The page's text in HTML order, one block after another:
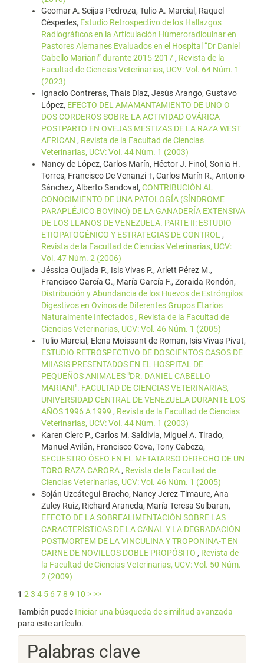
Geomar A. Seijas-Pedroza, Tulio A. Marcial, Raquel
Céspedes, Estudio Retrospectivo de los Hallazgos
Radiográficos en la Articulación Húmeroradioulnar en
Pastores Alemanes Evaluados en el Hospital “Dr Daniel
Cabello Mariani” durante 2015-2017 , Revista de la
Facultad de Ciencias Veterinarias, UCV: Vol. 64 Núm. 1
(2023)
Ignacio Contreras, Thaís Díaz, Jesús Arango, Gustavo
López, EFECTO DEL AMAMANTAMIENTO DE UNO O
DOS CORDEROS SOBRE LA ACTIVIDAD OVÁRICA
POSTPARTO EN OVEJAS MESTIZAS DE LA RAZA WEST
AFRICAN , Revista de la Facultad de Ciencias
Veterinarias, UCV: Vol. 44 Núm. 1 (2003)
Nancy de López, Carlos Marín, Héctor J. Finol, Sonia H.
Torres, Francisco De Venanzi †, Carlos Marín R., Antonio
Sánchez, Alberto Sandoval, CONTRIBUCIÓN AL
CONOCIMIENTO DE UNA PATOLOGÍA (SÍNDROME
PARAPLÉJICO BOVINO) DE LA GANADERÍA EXTENSIVA
DE LOS LLANOS DE VENEZUELA. PARTE II: ESTUDIO
ETIOPATOGÉNICO Y ESTRATEGIAS DE CONTROL ,
Revista de la Facultad de Ciencias Veterinarias, UCV:
Vol. 47 Núm. 2 (2006)
Jéssica Quijada P., Isis Vivas P., Arlett Pérez M.,
Francisco García G., María García F., Zoraida Rondón,
Distribución y Abundancia de los Huevos de Estróngilos
Digestivos en Ovinos de Diferentes Grupos Etarios
Naturalmente Infectados , Revista de la Facultad de
Ciencias Veterinarias, UCV: Vol. 46 Núm. 1 (2005)
Tulio Marcial, Elena Moissant de Roman, Isis Vivas Pivat,
ESTUDIO RETROSPECTIVO DE DOSCIENTOS CASOS DE
MIIASIS PRESENTADOS EN EL HOSPITAL DE
PEQUEÑOS ANIMALES "DR. DANIEL CABELLO
MARIANI". FACULTAD DE CIENCIAS VETERINARIAS,
UNIVERSIDAD CENTRAL DE VENEZUELA DURANTE LOS
AÑOS 1996 A 1999 , Revista de la Facultad de Ciencias
Veterinarias, UCV: Vol. 44 Núm. 1 (2003)
Karen Clerc P., Carlos M. Saldivia, Miguel A. Tirado,
Manuel Avilán, Francisco Cova, Tony Cabeza,
SECUESTRO ÓSEO EN EL METATARSO DERECHO DE UN
TORO RAZA CARORA , Revista de la Facultad de
Ciencias Veterinarias, UCV: Vol. 46 Núm. 1 (2005)
Soján Uzcátegui-Bracho, Nancy Jerez-Timaure, Ana
Zuley Ruiz, Richard Araneda, María Teresa Sulbaran,
EFECTO DE LA SOBREALIMENTACIÓN SOBRE LAS
CARACTERÍSTICAS DE LA CANAL Y LA DEGRADACIÓN
POSTMORTEM DE LA VINCULINA Y TROPONINA-T EN
CARNE DE NOVILLOS DOBLE PROPÓSITO , Revista de
la Facultad de Ciencias Veterinarias, UCV: Vol. 50 Núm.
2 (2009)
1 2 3 4 5 678 9 10 > >>
También puede Iniciar una búsqueda de similitud avanzada
para este artículo.
Palabras clave